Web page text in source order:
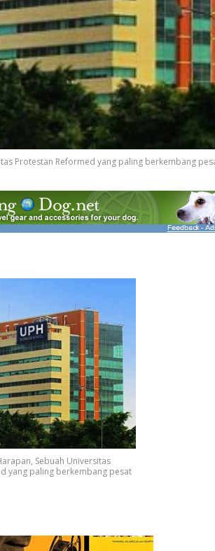
Protestan Reformed yang paling berkembang
Sebuah Universitas
yang paling berkembang pesat